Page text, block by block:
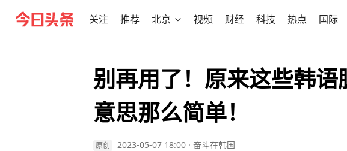
关注 推荐 北京 视频 财经 科技 热点 国际
别再用了！原来这些韩
意思那么简单！
原创 2023-05-07 18:00 · 奋斗在韩国